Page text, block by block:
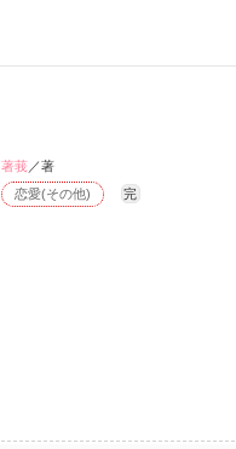
恋愛(その他) 完
著莪／著